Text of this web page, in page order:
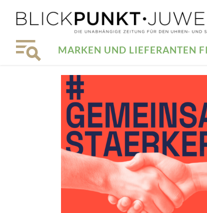
MARKEN UND LIEFERANTEN